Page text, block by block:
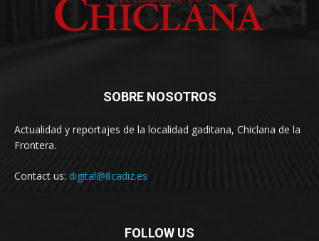
SOBRE NOSOTROS
Actualidad y reportajes de la localidad gaditana, Chiclana de la
Frontera.
Contact us: digital@8cadiz.es
FOLLOW US